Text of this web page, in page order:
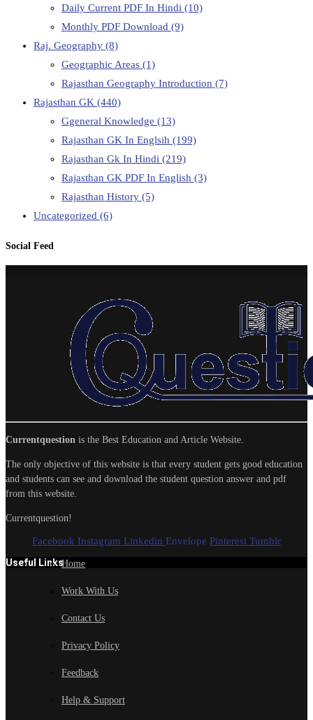
Daily Current PDF In Hindi (10)
Monthly PDF Download (9)
Raj. Geography (8)
Geographic Areas (1)
Rajasthan Geography Introduction (7)
Rajasthan GK (440)
Ggeneral Knowledge (13)
Rajasthan GK In Englsih (199)
Rajasthan Gk In Hindi (219)
Rajasthan GK PDF In English (3)
Rajasthan History (5)
Uncategorized (6)
Social Feed
Currentquestion is the Best Education and Article Website.
The only objective of this website is that every student gets good education
and students can see and download the student question answer and pdf
from this website.
Currentquestion!
Facebook Instagram Linkedin Envelope Pinterest Tumblr
Useful LinksHome
Work With Us
Contact Us
Privacy Policy
Feedback
Help & Support